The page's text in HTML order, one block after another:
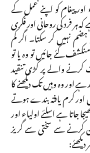
اور پیغام کو اپنے عمل کے
ہر فرد کی روحانی اور فکری
نہیں کر سکتا۔ اگر کم
کئے جائیں تو وہ یا تو
کرنے والے پر کڑی تنقید
اور وہ وہیں تک دیکھنے کا
کرم یافتہ بندے ہوتے
جاتا ہے اسلئے اولیاء اور
کرنے سے سختی سے گریز